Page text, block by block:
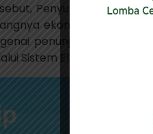
Penyuluh Pajak Ahli
ekonomi digital.
penunjukan
Sistem Elektronik (PMSE).